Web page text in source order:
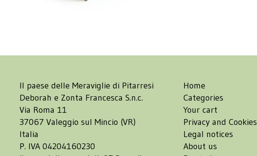
Il paese delle Meraviglie di Pitarresi
Deborah e Zonta Francesca S.n.c.
Via Roma 11
37067 Valeggio sul Mincio (VR)
Italia
P. IVA 04204160230
Home
Categories
Your cart
Privacy and Cookies
Legal notices
About us